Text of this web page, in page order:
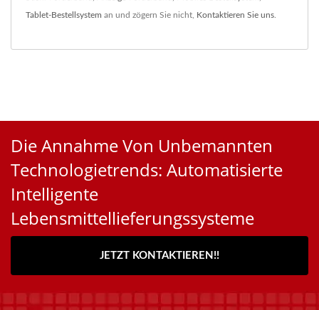
Tablet-Bestellsystem an und zögern Sie nicht, Kontaktieren Sie uns.
Die Annahme Von Unbemannten
Technologietrends: Automatisierte
Intelligente
Lebensmittellieferungssysteme
JETZT KONTAKTIEREN!!